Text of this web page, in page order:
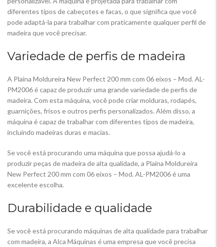
diferentes tipos de cabeçotes e facas, o que significa que você
pode adaptá-la para trabalhar com praticamente qualquer perfil de
madeira que você precisar.
Variedade de perfis de madeira
A Plaina Moldureira New Perfect 200 mm com 06 eixos – Mod. AL-
PM2006 é capaz de produzir uma grande variedade de perfis de
madeira. Com esta máquina, você pode criar molduras, rodapés,
guarnições, frisos e outros perfis personalizados. Além disso, a
máquina é capaz de trabalhar com diferentes tipos de madeira,
incluindo madeiras duras e macias.
Se você está procurando uma máquina que possa ajudá-lo a
produzir peças de madeira de alta qualidade, a Plaina Moldureira
New Perfect 200 mm com 06 eixos – Mod. AL-PM2006 é uma
excelente escolha.
Durabilidade e qualidade
Se você está procurando máquinas de alta qualidade para trabalhar
com madeira, a Alca Máquinas é uma empresa que você precisa